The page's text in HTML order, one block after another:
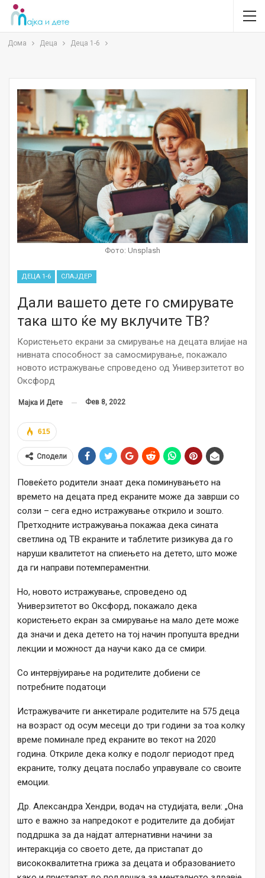
Дома Деца Деца 1-6
Фото: Unsplash
ДЕЦА 1-6 СЛАЈДЕР
Дали вашето дете го смирувате
така што ќе му вклучите ТВ?
Користењето екрани за смирување на децата влијае на
нивната способност за самосмирување, покажало
новото истражување спроведено од Универзитетот во
Оксфорд
Мајка И Дете Фев 8, 2022
615
Сподели
Повеќето родители знаат дека поминувањето на
времето на децата пред екраните може да заврши со
солзи – сега едно истражување открило и зошто.
Претходните истражувања покажаа дека сината
светлина од ТВ екраните и таблетите ризикува да го
наруши квалитетот на спиењето на детето, што може
да ги направи потемпераментни.
Но, новото истражување, спроведено од
Универзитетот во Оксфорд, покажало дека
користењето екран за смирување на мало дете може
да значи и дека детето на тој начин пропушта вредни
лекции и можност да научи како да се смири.
Со интервјуирање на родителите добиени се
потребните податоци
Истражувачите ги анкетирале родителите на 575 деца
на возраст од осум месеци до три години за тоа колку
време поминале пред екраните во текот на 2020
година. Откриле дека колку е подолг периодот пред
екраните, толку децата послабо управувале со своите
емоции.
Др. Александра Хендри, водач на студијата, вели: „Она
што е важно за напредокот е родителите да добијат
поддршка за да најдат алтернативни начини за
интеракција со своето дете, да пристапат до
висококвалитетна грижа за децата и образованието